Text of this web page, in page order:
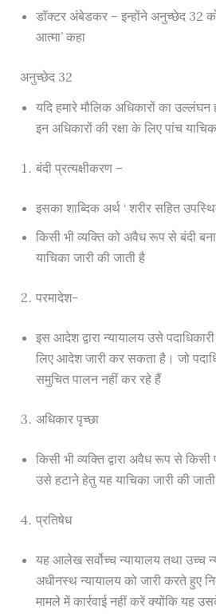
डॉक्टर अंबेडकर – इन्होंने अनुच्छेद 32
आत्मा’ कहा
अनुच्छेद 32
यदि हमारे मौलिक अधिकारों का उल्लंघन
इन अधिकारों की रक्षा के लिए पांच
बंदी प्रत्यक्षीकरण –
इसका शाब्दिक अर्थ ‘ शरीर सहित
किसी भी व्यक्ति को अवैध रूप से बंदी
याचिका जारी की जाती है
परमादेश-
इस आदेश द्वारा न्यायालय उसे
लिए आदेश जारी कर सकता है। जो
समुचित पालन नहीं कर रहे हैं
अधिकार पृच्छा
किसी भी व्यक्ति द्वारा अवैध रूप से
उसे हटाने हेतु यह याचिका जारी की
प्रतिषेध
यह आलेख सर्वोच्च न्यायालय तथा उच्च
अधीनस्थ न्यायालय को जारी करते हुए
मामले में कार्रवाई नहीं करें क्योंकि यह